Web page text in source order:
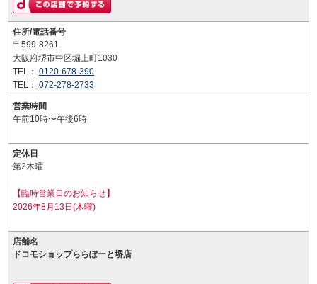
住所/電話番号
〒599-8261
大阪府堺市中区堀上町1030
TEL： 0120-678-390
TEL： 072-278-2733
営業時間
午前10時〜午後6時
定休日
第2木曜
【臨時営業日のお知らせ】
2026年8月13日(木曜)
店舗名
ドコモショップららぽーと堺店